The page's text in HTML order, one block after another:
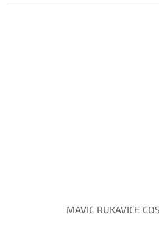
MAVIC RUKAVICE